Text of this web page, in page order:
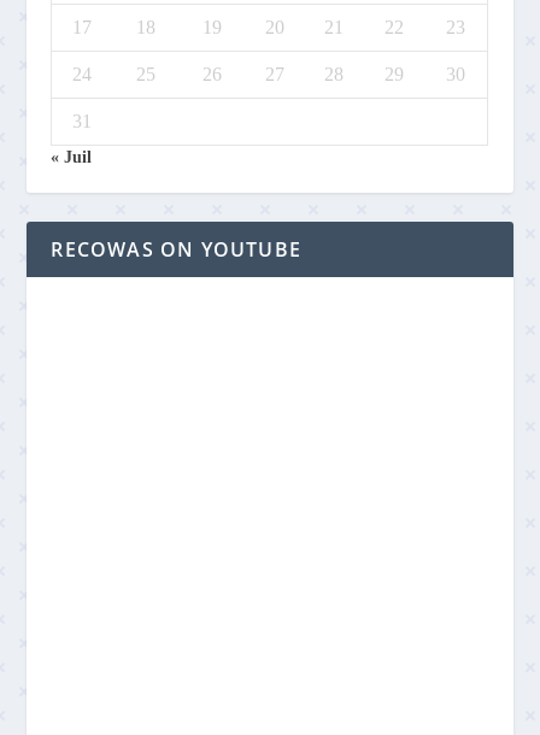
17 18 19 20 21 22 23
24 25 26 27 28 29 30
31
« Juil
RECOWAS ON YOUTUBE